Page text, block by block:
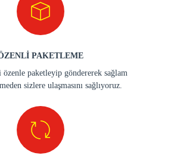
PAKETLEME
paketleyip göndererek sağlam
sizlere ulaşmasını sağlıyoruz.